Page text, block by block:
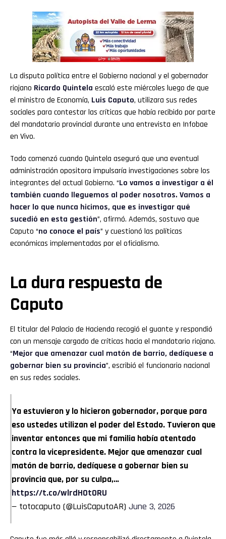
La disputa política entre el Gobierno nacional y el gobernador
riojano Ricardo Quintela escaló este miércoles luego de que
el ministro de Economía, Luis Caputo, utilizara sus redes
sociales para contestar las críticas que había recibido por parte
del mandatario provincial durante una entrevista en Infobae
en Vivo.
Todo comenzó cuando Quintela aseguró que una eventual
administración opositora impulsaría investigaciones sobre los
integrantes del actual Gobierno. “Lo vamos a investigar a él
también cuando lleguemos al poder nosotros. Vamos a
hacer lo que nunca hicimos, que es investigar qué
sucedió en esta gestión”, afirmó. Además, sostuvo que
Caputo “no conoce el país” y cuestionó las políticas
económicas implementadas por el oficialismo.
La dura respuesta de
Caputo
El titular del Palacio de Hacienda recogió el guante y respondió
con un mensaje cargado de críticas hacia el mandatario riojano.
“Mejor que amenazar cual matón de barrio, dedíquese a
gobernar bien su provincia”, escribió el funcionario nacional
en sus redes sociales.
Ya estuvieron y lo hicieron gobernador, porque para
eso ustedes utilizan el poder del Estado. Tuvieron que
inventar entonces que mi familia había atentado
contra la vicepresidente. Mejor que amenazar cual
matón de barrio, dedíquese a gobernar bien su
provincia que, por su culpa,…
https://t.co/wlrdHOt0RU
— totocaputo (@LuisCaputoAR) June 3, 2026